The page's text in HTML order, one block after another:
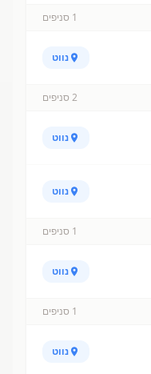
1 סניפים
נווט
2 סניפים
נווט
נווט
1 סניפים
נווט
1 סניפים
נווט